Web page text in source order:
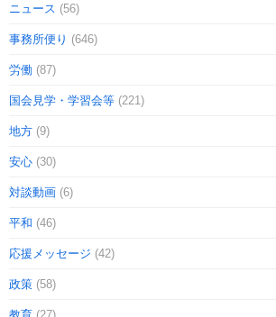
ニュース (56)
事務所便り (646)
労働 (87)
国会見学・学習会等 (221)
地方 (9)
安心 (30)
対談動画 (6)
平和 (46)
応援メッセージ (42)
政策 (58)